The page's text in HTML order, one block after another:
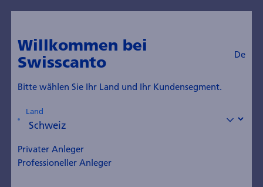
Insights Blog
Alle Themen
Nachhaltigkeit Edelmetall
Willkommen bei
Swisscanto
De
Bitte wählen Sie Ihr Land und Ihr Kundensegment.
Land
Privater Anleger
Professioneller Anleger